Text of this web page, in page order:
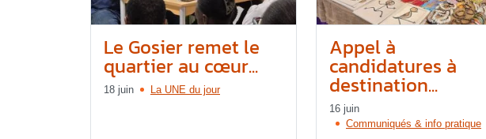
Le Gosier remet le
quartier au cœur...
18 juin La UNE du jour
Appel à
candidatures à
destination...
16 juin
Communiqués & info pratique